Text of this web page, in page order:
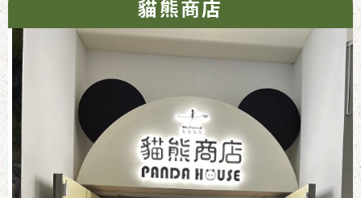
貓熊商店